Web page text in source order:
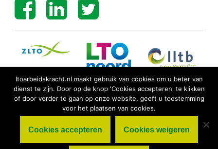
© LTO Arbeidskracht BV |Algemene
ltoarbeidskracht.nl maakt gebruik van cookies om u beter van
dienst te zijn. Door op de knop 'Cookies accepteren' te klikken
of door verder te gaan op onze website, geeft u toestemming
voor het plaatsen van cookies.
Cookies accepteren Cookies weigeren